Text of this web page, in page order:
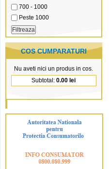
700 - 1000
Peste 1000
COS CUMPARATURI
Nu aveti nici un produs in cos.
Subtotal: 0.00 lei